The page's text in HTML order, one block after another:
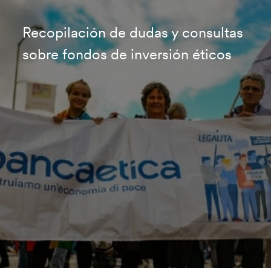
Recopilación de dudas y consultas
sobre fondos de inversión éticos